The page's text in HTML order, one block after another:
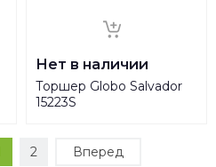
Нет в наличии
Торшер Globo Salvador
15223S
2 Вперед